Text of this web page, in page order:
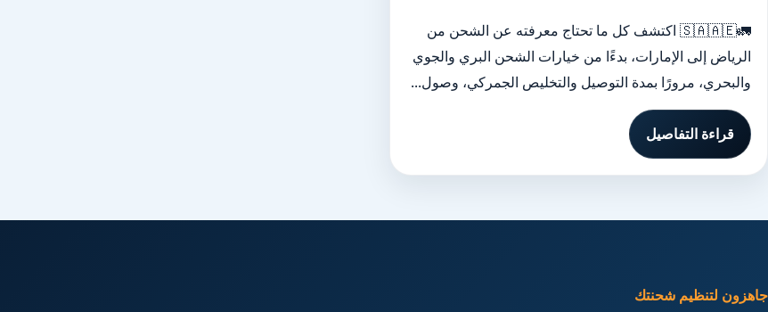
🚛🇸🇦🇦🇪 اكتشف كل ما تحتاج معرفته عن الشحن من
الرياض إلى الإمارات، بدءًا من خيارات الشحن البري والجوي
والبحري، مرورًا بمدة التوصيل والتخليص الجمركي، وصول...
قراءة التفاصيل
جاهزون لتنظيم شحنتك